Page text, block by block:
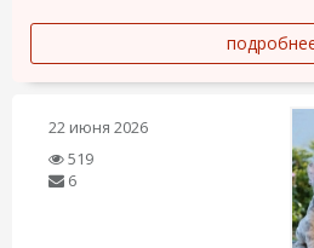
22 июня 2026
519
6